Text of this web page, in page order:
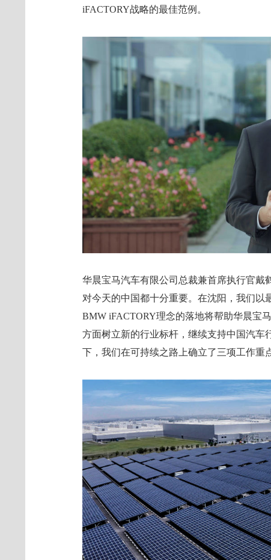
iFACTORY战略的最佳范例。
华晨宝马汽车有限公司总裁兼首席执行官戴
对今天的中国都十分重要。在沈阳，我们以
BMW iFACTORY理念的落地将帮助华晨宝
方面树立新的行业标杆，继续支持中国汽车
下，我们在可持续之路上确立了三项工作重